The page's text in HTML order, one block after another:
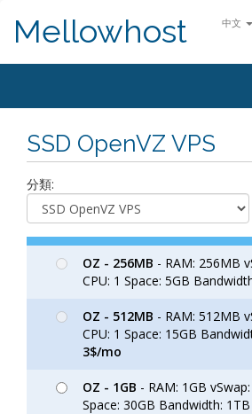
中文
Mellowhost
SSD OpenVZ VPS
分類:
OZ - 256MB - RAM: 256MB
CPU: 1 Space: 5GB
OZ - 512MB - RAM: 512MB
CPU: 1 Space: 15GB
3$/mo
OZ - 1GB - RAM: 1GB
Space: 30GB Bandwidth: 1TB